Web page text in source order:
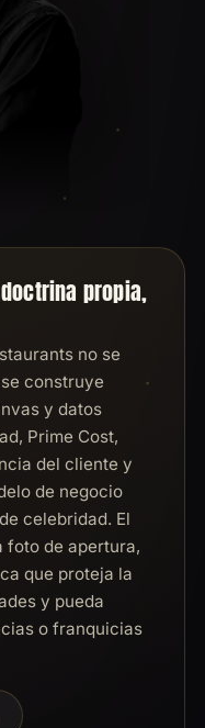
propia,
no se
construye
y datos
Prime Cost,
del cliente y
de negocio
celebridad. El
foto de apertura,
que proteja la
y pueda
o franquicias